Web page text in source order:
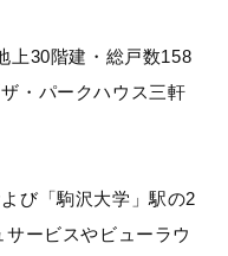
上30階建・総戸数158
・パークハウス三軒
び「駒沢大学」駅の2
ービスやビューラウ